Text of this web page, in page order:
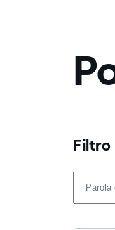
Filtro